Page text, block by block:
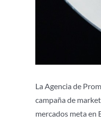
La Agencia de
campaña de
mercados meta en